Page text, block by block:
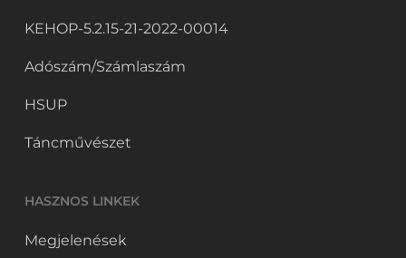
KEHOP-5.2.15-21-2022-00014
Adószám/Számlaszám
HSUP
Táncművészet
HASZNOS LINKEK
Megjelenések